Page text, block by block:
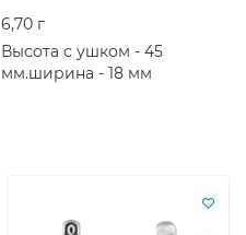
6,70 г
Высота с ушком - 45
мм.ширина - 18 мм